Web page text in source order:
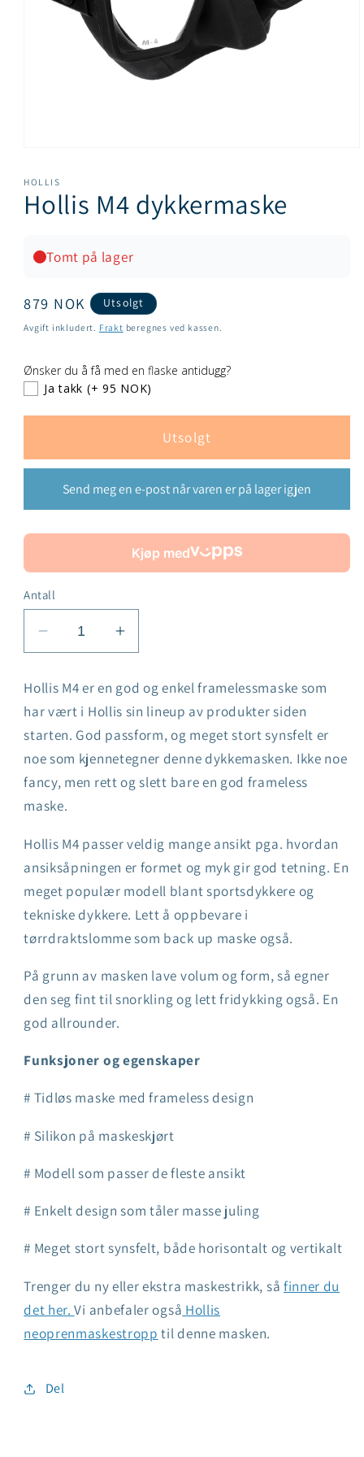
1
i
modal
HOLLIS
Hollis M4 dykkermaske
Tomt på lager
Vanlig
pris
879 NOK Utsolgt
Avgift inkludert. Frakt beregnes ved kassen.
Ønsker du å få med en flaske antidugg?
Ja takk (+ 95 NOK)
Utsolgt
Send meg en e-post når varen er på lager igjen
Kjøp med
Antall
Senk
antallet
for
Hollis
M4
dykkermaske
Øk
antallet
for
Hollis
M4
dykkermaske
Hollis M4 er en god og enkel framelessmaske som
har vært i Hollis sin lineup av produkter siden
starten. God passform, og meget stort synsfelt er
noe som kjennetegner denne dykkemasken. Ikke noe
fancy, men rett og slett bare en god frameless
maske.
Hollis M4 passer veldig mange ansikt pga. hvordan
ansiksåpningen er formet og myk gir god tetning. En
meget populær modell blant sportsdykkere og
tekniske dykkere. Lett å oppbevare i
tørrdraktslomme som back up maske også.
På grunn av masken lave volum og form, så egner
den seg fint til snorkling og lett fridykking også. En
god allrounder.
Funksjoner og egenskaper
# Tidløs maske med frameless design
# Silikon på maskeskjørt
# Modell som passer de fleste ansikt
# Enkelt design som tåler masse juling
# Meget stort synsfelt, både horisontalt og vertikalt
Trenger du ny eller ekstra maskestrikk, så finner du
det her.Vi anbefaler også Hollis
neoprenmaskestropp til denne masken.
Del